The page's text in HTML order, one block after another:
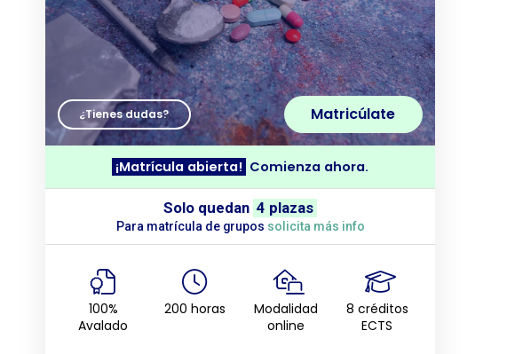
¿Tienes dudas? Matricúlate
¡Matrícula abierta! Comienza ahora.
Solo quedan 4 plazas
Para matrícula de grupos solicita más info
100%
Avalado
200 horas
Modalidad
online
8 créditos
ECTS